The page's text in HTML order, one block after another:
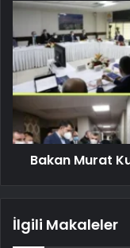
Bakan Murat
İlgili Makaleler